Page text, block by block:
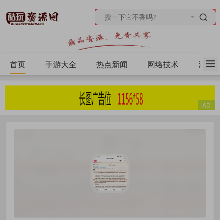
首页 手游大全 热点新闻 网络技术 源码